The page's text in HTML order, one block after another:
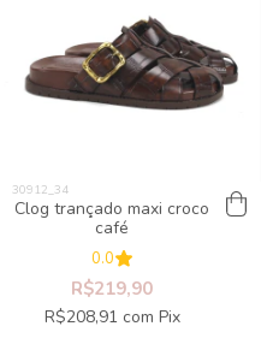
Clog trançado maxi croco
café
0.0
R$219,90
R$208,91 com Pix